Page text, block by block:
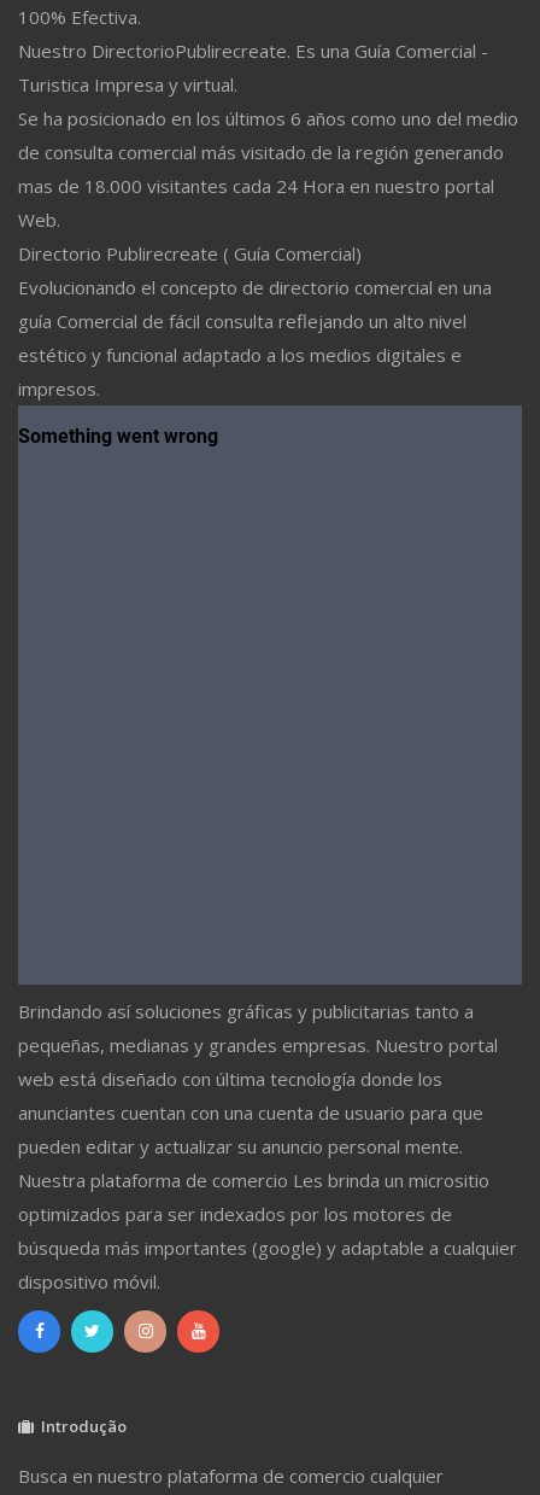
100% Efectiva.
Nuestro DirectorioPublirecreate. Es una Guía Comercial -
Turistica Impresa y virtual.
Se ha posicionado en los últimos 6 años como uno del medio
de consulta comercial más visitado de la región generando
mas de 18.000 visitantes cada 24 Hora en nuestro portal
Web.
Directorio Publirecreate ( Guía Comercial)
Evolucionando el concepto de directorio comercial en una
guía Comercial de fácil consulta reflejando un alto nivel
estético y funcional adaptado a los medios digitales e
impresos.
Brindando así soluciones gráficas y publicitarias tanto a
pequeñas, medianas y grandes empresas. Nuestro portal
web está diseñado con última tecnología donde los
anunciantes cuentan con una cuenta de usuario para que
pueden editar y actualizar su anuncio personal mente.
Nuestra plataforma de comercio Les brinda un micrositio
optimizados para ser indexados por los motores de
búsqueda más importantes (google) y adaptable a cualquier
dispositivo móvil.
Introdução
Busca en nuestro plataforma de comercio cualquier